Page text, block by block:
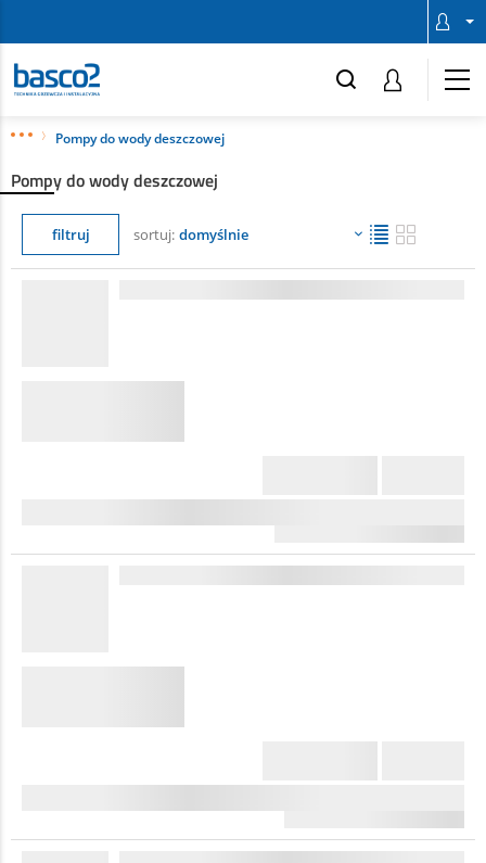
Pompy do wody deszczowej
Pompy do wody deszczowej
filtruj sortuj